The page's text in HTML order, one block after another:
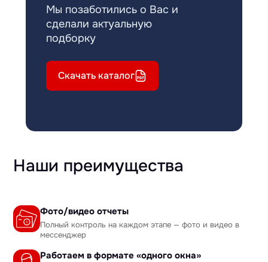
Мы позаботились о Вас и
сделали актуальную
подборку
Скачать каталог
Наши преимущества
Фото/видео отчеты
Полный контроль на каждом этапе — фото и видео в
мессенджер
Работаем в формате «одного окна»